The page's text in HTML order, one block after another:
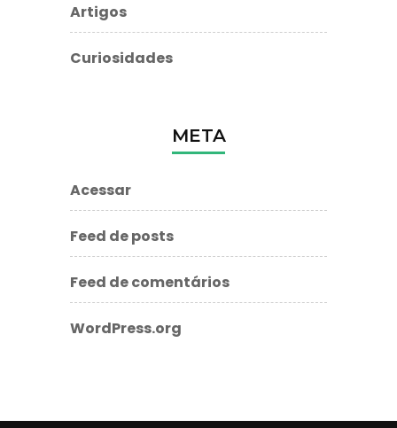
Artigos
Curiosidades
META
Acessar
Feed de posts
Feed de comentários
WordPress.org